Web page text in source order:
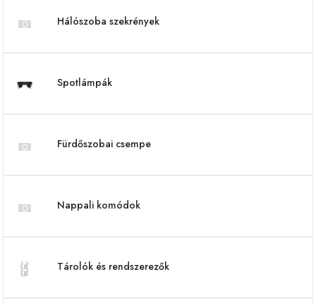
Hálószoba szekrények
Spotlámpák
Fürdőszobai csempe
Nappali komódok
Tárolók és rendszerezők